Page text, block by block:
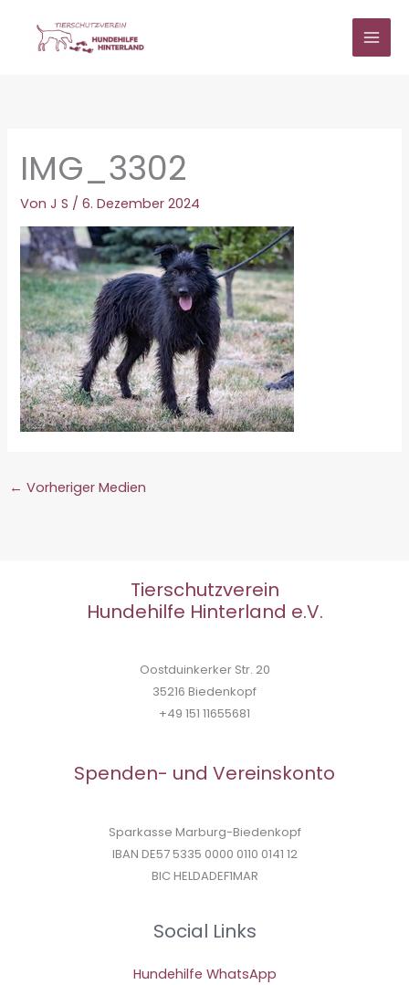
springen
IMG_3302
VonJ S /6. Dezember 2024
← Vorheriger Medien
Tierschutzverein
Hundehilfe Hinterland e.V.
Oostduinkerker Str. 20
35216 Biedenkopf
+49 151 11655681
Spenden- und Vereinskonto
Sparkasse Marburg-Biedenkopf
IBAN DE57 5335 0000 0110 0141 12
BIC HELDADEF1MAR
Social Links
Hundehilfe WhatsApp